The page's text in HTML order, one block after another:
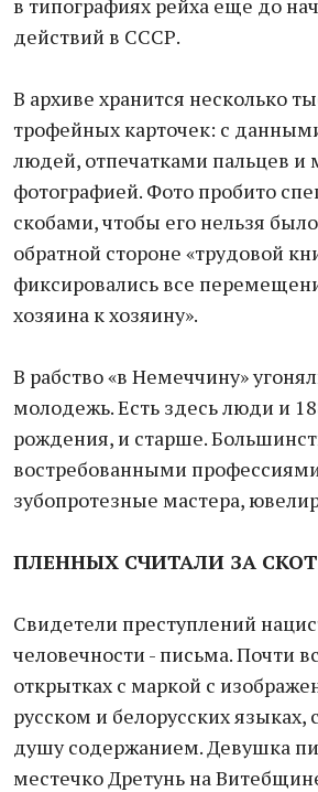
в типографиях рейха еще до
действий в СССР.
В архиве хранится несколько
трофейных карточек: с
людей, отпечатками пальцев и
фотографией. Фото пробито
скобами, чтобы его нельзя
обратной стороне «трудовой
фиксировались все
хозяина к хозяину».
В рабство «в Немеччину»
молодежь. Есть здесь люди и
рождения, и старше.
востребованными
зубопротезные мастера,
ПЛЕННЫХ СЧИТАЛИ ЗА
Свидетели преступлений
человечности - письма. Почти
открытках с маркой с
русском и белорусских
душу содержанием. Девушка
местечко Дретунь на